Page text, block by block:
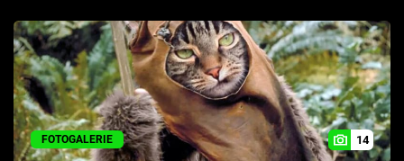
FOTOGALERIE 14